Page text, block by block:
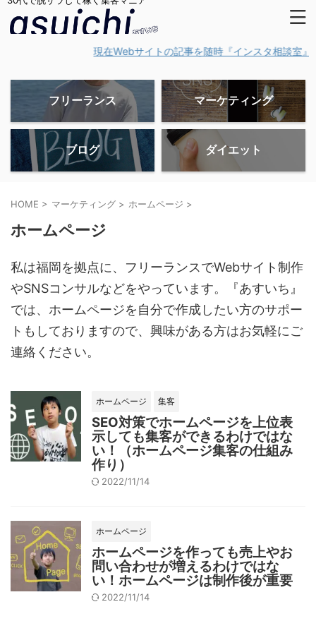
現在Webサイトの記事を随時『インスタ相談室』
フリーランス マーケティング
ブログ ダイエット
HOME > マーケティング > ホームページ >
ホームページ
私は福岡を拠点に、フリーランスでWebサイト制作
やSNSコンサルなどをやっています。『あすいち』
では、ホームページを自分で作成したい方のサポー
トもしておりますので、興味がある方はお気軽にご
連絡ください。
ホームページ 集客
SEO対策でホームページを上位表
示しても集客ができるわけではな
い！（ホームページ集客の仕組み
作り）
2022/11/14
ホームページ
ホームページを作っても売上やお
問い合わせが増えるわけではな
い！ホームページは制作後が重要
2022/11/14